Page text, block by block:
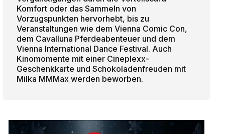
Komfort oder das Sammeln von
Vorzugspunkten hervorhebt, bis zu
Veranstaltungen wie dem Vienna Comic Con,
dem Cavalluna Pferdeabenteuer und dem
Vienna International Dance Festival. Auch
Kinomomente mit einer Cineplexx-
Geschenkkarte und Schokoladenfreuden mit
Milka MMMax werden beworben.